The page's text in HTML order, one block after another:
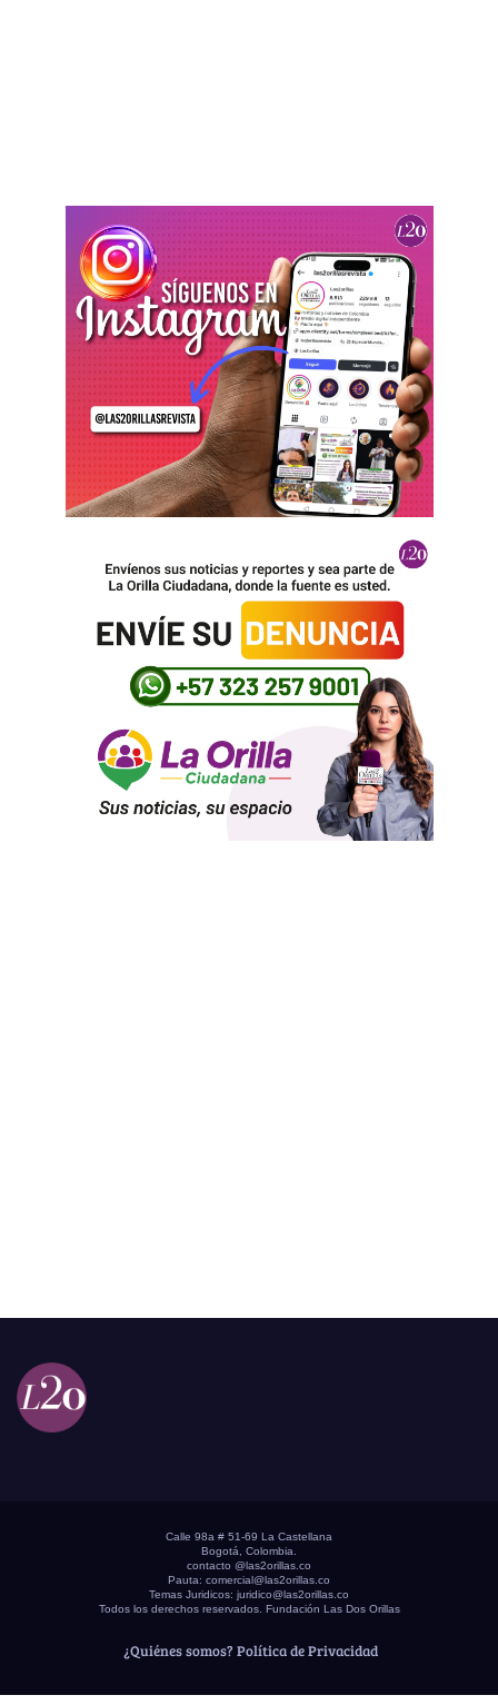
Calle 98a # 51-69 La Castellana
Bogotá, Colombia.
contacto @las2orillas.co
Pauta: comercial@las2orillas.co
Temas Juridicos: juridico@las2orillas.co
Todos los derechos reservados. Fundación Las Dos Orillas
¿Quiénes somos? Política de Privacidad